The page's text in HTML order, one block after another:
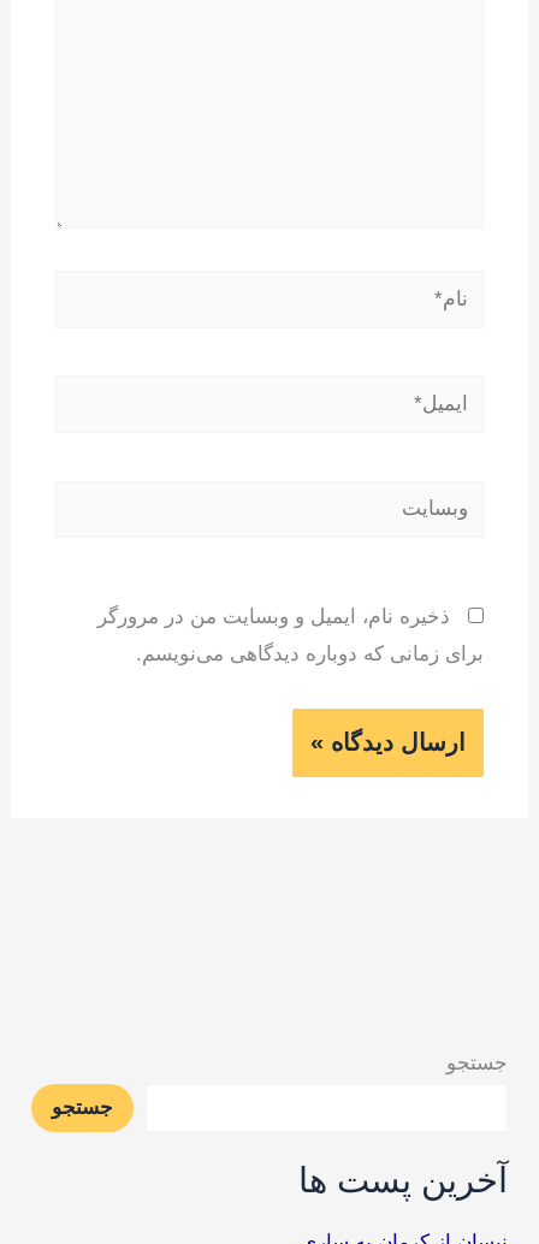
نام*
ایمیل*
وبسایت
ذخیره نام، ایمیل و وبسایت من در مرورگر
برای زمانی که دوباره دیدگاهی می‌نویسم.
جستجو
جستجو
آخرین پست ها